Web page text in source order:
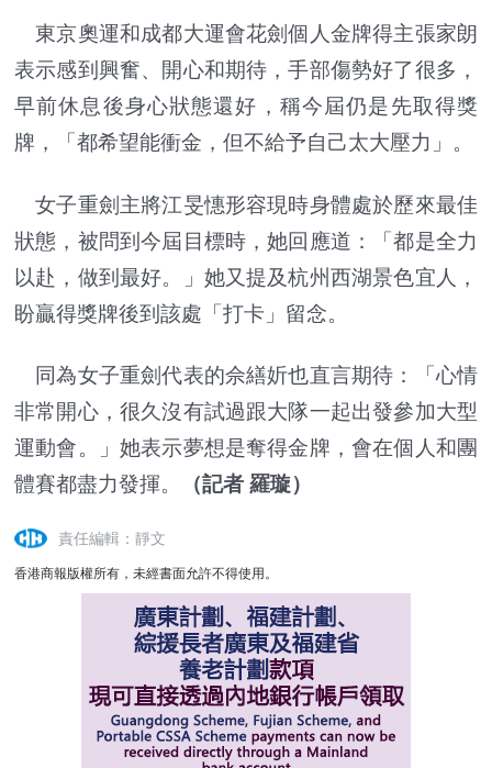
東京奧運和成都大運會花劍個人金牌得主張家朗
表示感到興奮、開心和期待，手部傷勢好了很多，
早前休息後身心狀態還好，稱今屆仍是先取得獎
牌，「都希望能衝金，但不給予自己太大壓力」。
女子重劍主將江旻憓形容現時身體處於歷來最佳
狀態，被問到今屆目標時，她回應道：「都是全力
以赴，做到最好。」她又提及杭州西湖景色宜人，
盼贏得獎牌後到該處「打卡」留念。
同為女子重劍代表的佘繕妡也直言期待：「心情
非常開心，很久沒有試過跟大隊一起出發參加大型
運動會。」她表示夢想是奪得金牌，會在個人和團
體賽都盡力發揮。
（記者 羅璇）
責任編輯：靜文
香港商報版權所有，未經書面允許不得使用。